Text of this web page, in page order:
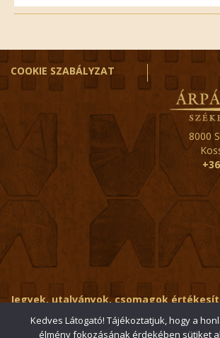
COOKIE SZABÁLYZAT
8000
Jegyek, utalványok, csomagok
érintő kérdések:
ertekesito@fehervar-
Kedves Látogató! Tájékoztatjuk, hogy a
élmény fokozásának érdekében sütiket